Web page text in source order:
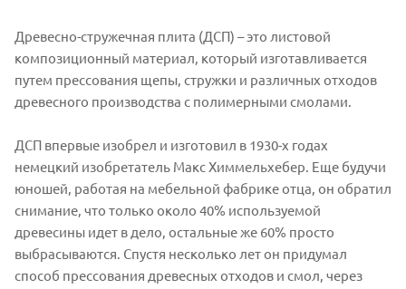
Древесно-стружечная плита (ДСП) – это листовой
композиционный материал, который изготавливается
путем прессования щепы, стружки и различных отходов
древесного производства с полимерными смолами.
ДСП впервые изобрел и изготовил в 1930-х годах
немецкий изобретатель Макс Химмельхебер. Еще будучи
юношей, работая на мебельной фабрике отца, он обратил
снимание, что только около 40% используемой
древесины идет в дело, остальные же 60% просто
выбрасываются. Спустя несколько лет он придумал
способ прессования древесных отходов и смол, через